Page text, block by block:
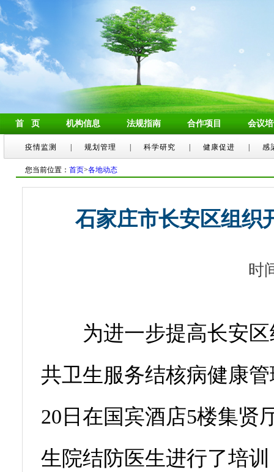
首 页 机构信息 法规指南 合作项目 会议
疫情监测 规划管理 科学研究 健康促进 感
您当前位置： 首页>各地动态
石家庄市长安区组织
时
为进一步提高长安区
共卫生服务结核病健康
20日在国宾酒店5楼集贤
生院结防医生进行了培